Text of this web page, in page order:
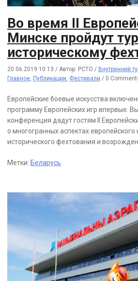
Во время II
Минске пройдут
историческому
20.06.2019 10:13 / Автор: РСТО / Внутренний
Главное Публикации Фестивали / 0
Европейские боевые искусства
программу Европейских игр впервые.
конференция дадут гостям II
о многогранных аспектах европейского
исторического фехтования и
Метки: Беларусь